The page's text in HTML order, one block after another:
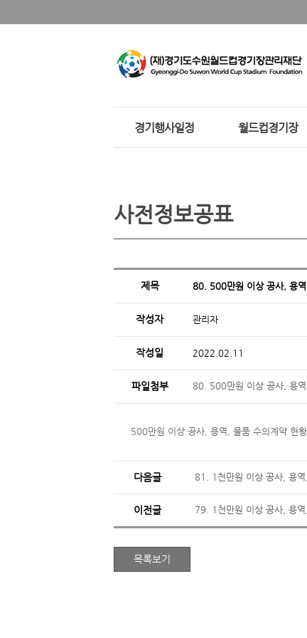
경기행사일정 월드컵경기장
사전정보공표
제목 80. 500만원 이상 공사, 용
작성자 관리자
작성일 2022.02.11
파일첨부 80. 500만원 이상 공사, 용
500만원 이상 공사, 용역, 물품 수의계약 현황
다음글 81. 1천만원 이상 공사, 용역
이전글 79. 1천만원 이상 공사, 용